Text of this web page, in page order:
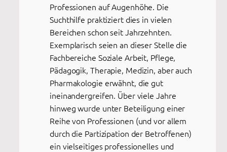
Professionen auf Augenhöhe. Die
Suchthilfe praktiziert dies in vielen
Bereichen schon seit Jahrzehnten.
Exemplarisch seien an dieser Stelle die
Fachbereiche Soziale Arbeit, Pflege,
Pädagogik, Therapie, Medizin, aber auch
Pharmakologie erwähnt, die gut
ineinandergreifen. Über viele Jahre
hinweg wurde unter Beteiligung einer
Reihe von Professionen (und vor allem
durch die Partizipation der Betroffenen)
ein vielseitiges professionelles und